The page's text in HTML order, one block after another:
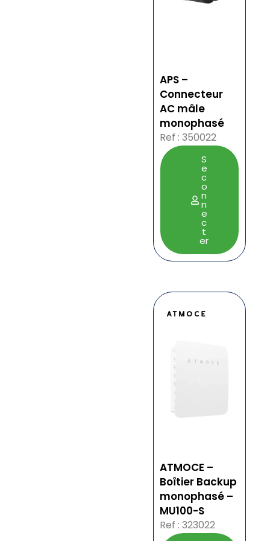
APS –
Connecteur
AC mâle
monophasé
Ref : 350022
S
e
c
o
n
n
e
c
t
er
ATMOCE –
Boîtier Backup
monophasé –
MU100-S
Ref : 323022